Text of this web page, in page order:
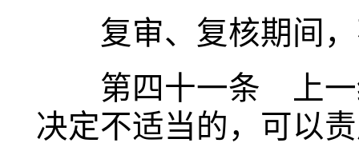
复审、复核期间，
第四十一条 上一级
决定不适当的，可以